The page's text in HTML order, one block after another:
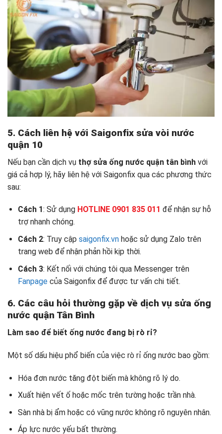
5. Cách liên hệ với Saigonfix sửa vòi nước
quận 10
Nếu bạn cần dịch vụ thợ sửa ống nước quận tân bình với
giá cả hợp lý, hãy liên hệ với Saigonfix qua các phương thức
sau:
Cách 1: Sử dụng HOTLINE 0901 835 011 để nhận sự hỗ
trợ nhanh chóng.
Cách 2: Truy cập saigonfix.vnhoặc sử dụng Zalo trên
trang web để nhận phản hồi kịp thời.
Cách 3: Kết nối với chúng tôi qua Messenger trên
Fanpagecủa Saigonfix để được tư vấn chi tiết.
6. Các câu hỏi thường gặp về dịch vụ sửa ống
nước quận Tân Bình
Làm sao để biết ống nước đang bị rò rỉ?
Một số dấu hiệu phổ biến của việc rò rỉ ống nước bao gồm:
Hóa đơn nước tăng đột biến mà không rõ lý do.
Xuất hiện vết ố hoặc mốc trên tường hoặc trần nhà.
Sàn nhà bị ẩm hoặc có vũng nước không rõ nguyên nhân.
Áp lực nước yếu bất thường.